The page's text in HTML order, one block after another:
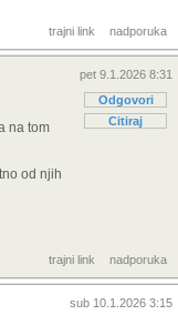
trajni link nadporuka
pet 9.1.2026 8:31
Odgovori
Citiraj
na tom
od njih
trajni link nadporuka
sub 10.1.2026 3:15